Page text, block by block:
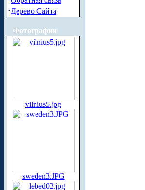
·Дерево Сайта
Фотографии
vilnius5.jpg
sweden3.JPG